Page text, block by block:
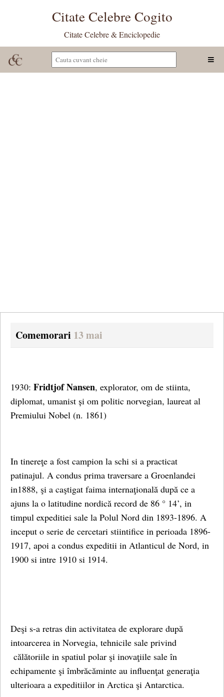
Citate Celebre Cogito
Citate Celebre & Enciclopedie
Comemorari 13 mai
1930: Fridtjof Nansen, explorator, om de stiinta,
diplomat, umanist și om politic norvegian, laureat al
Premiului Nobel (n. 1861)
In tinereţe a fost campion la schi si a practicat
patinajul. A condus prima traversare a Groenlandei
in1888, şi a caştigat faima internaţională după ce a
ajuns la o latitudine nordică record de 86 ° 14’, in
timpul expeditiei sale la Polul Nord din 1893-1896. A
inceput o serie de cercetari stiintifice in perioada 1896-
1917, apoi a condus expeditii in Atlanticul de Nord, in
1900 si intre 1910 si 1914.
Deşi s-a retras din activitatea de explorare după
intoarcerea in Norvegia, tehnicile sale privind
călătoriile in spatiul polar şi inovaţiile sale în
echipamente şi îmbrăcăminte au influenţat generaţia
ulterioara a expeditiilor in Arctica şi Antarctica.